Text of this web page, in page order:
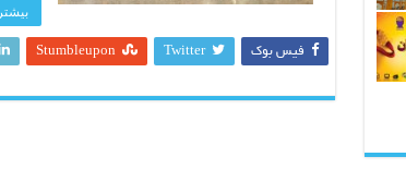
فیس بوک Twitter
Stumbleupon